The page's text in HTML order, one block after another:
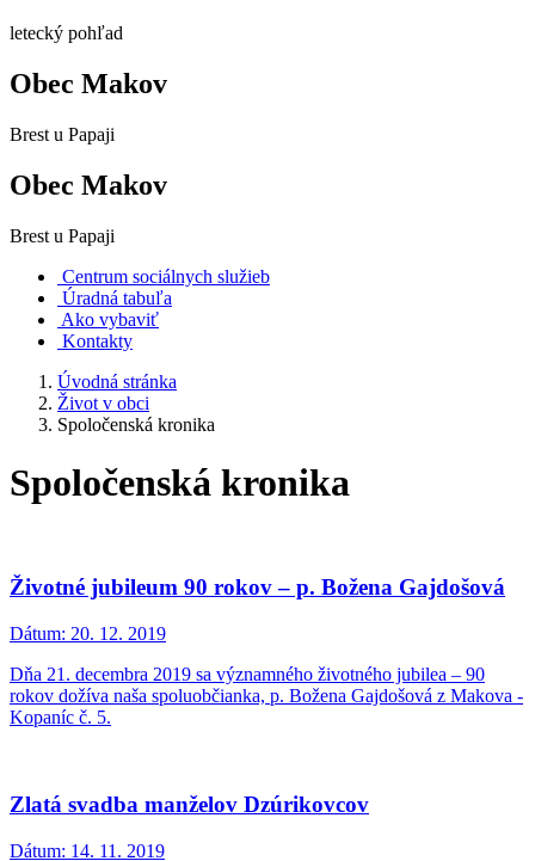
letecký pohľad
Obec Makov
Brest u Papaji
Obec Makov
Brest u Papaji
Centrum sociálnych služieb
Úradná tabuľa
Ako vybaviť
Kontakty
Úvodná stránka
Život v obci
Spoločenská kronika
Spoločenská kronika
Životné jubileum 90 rokov – p. Božena Gajdošová
Dátum: 20. 12. 2019
Dňa 21. decembra 2019 sa významného životného jubilea – 90
rokov dožíva naša spoluobčianka, p. Božena Gajdošová z Makova -
Kopaníc č. 5.
Zlatá svadba manželov Dzúrikovcov
Dátum: 14. 11. 2019